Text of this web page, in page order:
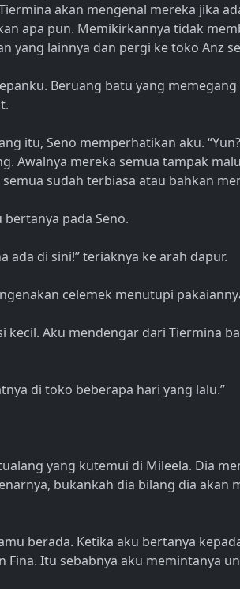
akan mengenal mereka jika
apa pun. Memikirkannya tidak
yang lainnya dan pergi ke toko Anz
Beruang batu yang
itu, Seno memperhatikan aku.
Awalnya mereka semua tampak
sudah terbiasa atau bahkan
bertanya pada Seno.
ada di sini!” teriaknya ke arah dapur.
celemek menutupi
kecil. Aku mendengar dari Tiermina
di toko beberapa hari yang lalu.”
yang kutemui di Mileela. Dia
bukankah dia bilang dia akan
berada. Ketika aku bertanya
Fina. Itu sebabnya aku memintanya